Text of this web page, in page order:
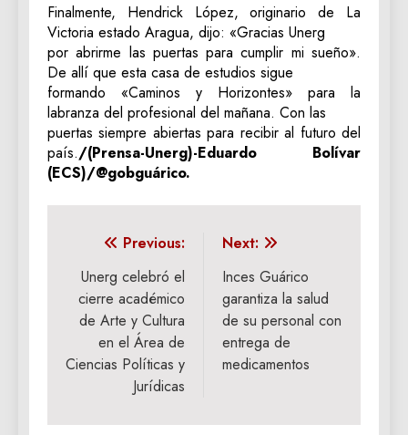
Finalmente, Hendrick López, originario de La
Victoria estado Aragua, dijo: «Gracias Unerg
por abrirme las puertas para cumplir mi sueño».
De allí que esta casa de estudios sigue
formando «Caminos y Horizontes» para la
labranza del profesional del mañana. Con las
puertas siempre abiertas para recibir al futuro del
país./(Prensa-Unerg)-Eduardo Bolívar
(ECS)/@gobguárico.
Navegación
de
entradas
Previous:
Unerg celebró el
cierre académico
de Arte y Cultura
en el Área de
Ciencias Políticas y
Jurídicas
Next:
Inces Guárico
garantiza la salud
de su personal con
entrega de
medicamentos